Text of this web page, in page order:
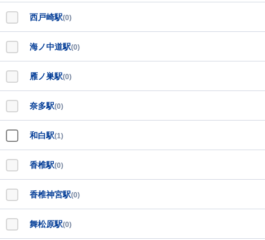
西戸崎駅(0)
海ノ中道駅(0)
雁ノ巣駅(0)
奈多駅(0)
和白駅(1)
香椎駅(0)
香椎神宮駅(0)
舞松原駅(0)